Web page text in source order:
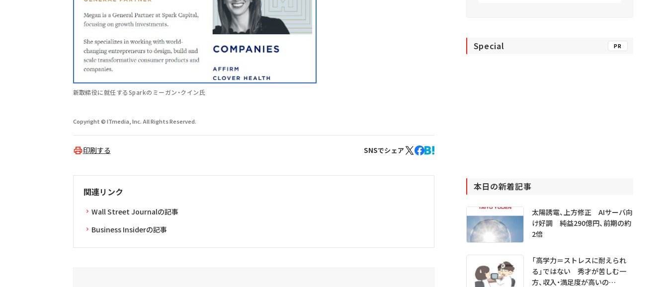
新取締役に就任するSparkのミーガン・クイン氏
Copyright © ITmedia, Inc. All Rights Reserved.
印刷する SNSでシェア
関連リンク
Wall Street Journalの記事
Business Insiderの記事
Special PR
本日の新着記事
太陽誘電、上方修正 AIサーバ向
け好調 純益290億円、前期の約
2倍
「高学力＝ストレスに耐えられ
る」ではない 秀才が苦しむ一
方、収入・満足度が高いの